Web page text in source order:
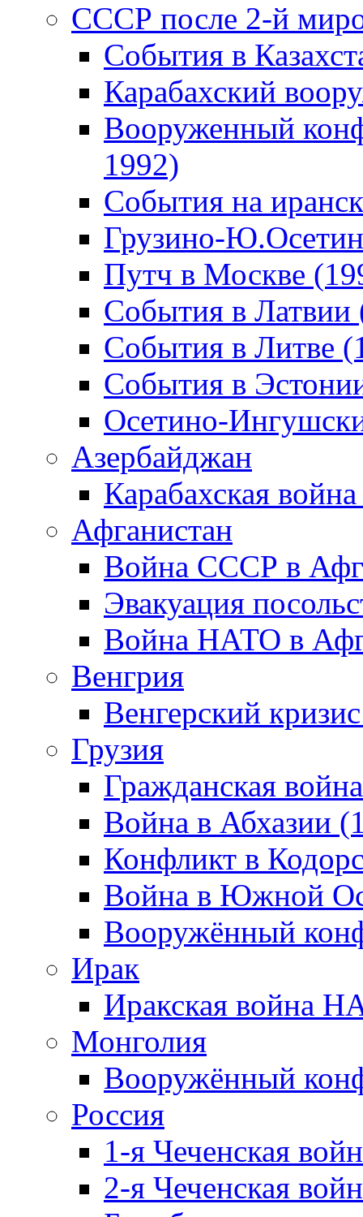
СССР после 2-й
События в
Карабахский
Вооруженный
1992)
События на
Грузино-
Путч в Москве
События в Латвии
События в Литве
События в
Осетино-
Азербайджан
Карабахская
Афганистан
Война СССР в
Эвакуация
Война НАТО в
Венгрия
Венгерский
Грузия
Гражданская
Война в Абхазии
Конфликт в
Война в Южной
Вооружённый
Ирак
Иракская война
Монголия
Вооружённый
Россия
1-я Чеченская
2-я Чеченская